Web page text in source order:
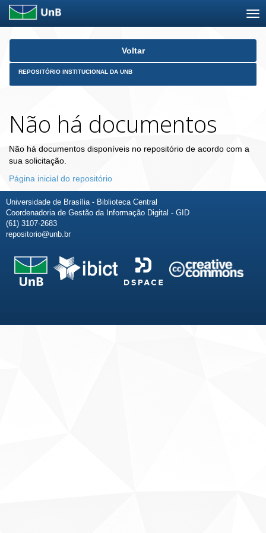
Skip
Voltar
REPOSITÓRIO INSTITUCIONAL DA UNB
Não há documentos
Não há documentos disponíveis no repositório de acordo com a
sua solicitação.
Página inicial do repositório
Universidade de Brasília - Biblioteca Central
Coordenadoria de Gestão da Informação Digital - GID
(61) 3107-2683
repositorio@unb.br